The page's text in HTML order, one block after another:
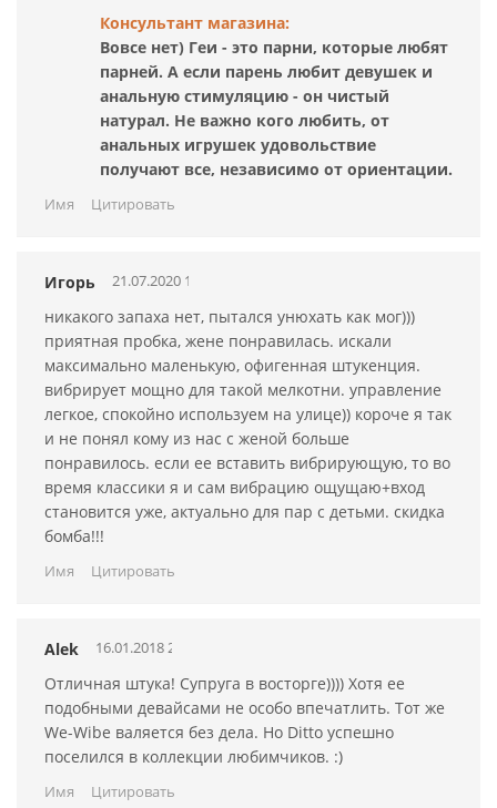
Консультант магазина:
Вовсе нет) Геи - это парни, которые любят
парней. А если парень любит девушек и
анальную стимуляцию - он чистый
натурал. Не важно кого любить, от
анальных игрушек удовольствие
получают все, независимо от ориентации.
Имя Цитировать
Игорь 21.07.2020 19:25:45
никакого запаха нет, пытался унюхать как мог)))
приятная пробка, жене понравилась. искали
максимально маленькую, офигенная штукенция.
вибрирует мощно для такой мелкотни. управление
легкое, спокойно используем на улице)) короче я так
и не понял кому из нас с женой больше
понравилось. если ее вставить вибрирующую, то во
время классики я и сам вибрацию ощущаю+вход
становится уже, актуально для пар с детьми. скидка
бомба!!!
Имя Цитировать
Alek 16.01.2018 22:59:01
Отличная штука! Супруга в восторге)))) Хотя ее
подобными девайсами не особо впечатлить. Тот же
We-Wibe валяется без дела. Но Ditto успешно
поселился в коллекции любимчиков. :)
Имя Цитировать